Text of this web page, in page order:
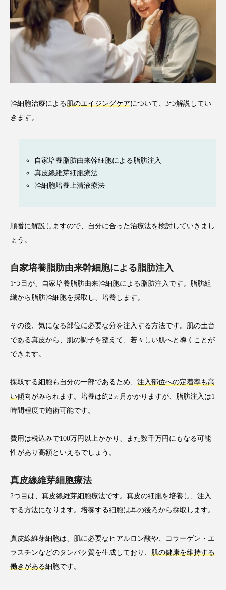
幹細胞治療による 肌のエイジングケアについて、3つ解説してい
きます。
自家培養脂肪由来幹細胞による脂肪注入
真皮線維芽細胞療法
幹細胞培養上清液療法
順番に解説しますので、自分に合った治療法を検討していきまし
ょう。
自家培養脂肪由来幹細胞による脂肪注入
1つ目が、自家培養脂肪由来幹細胞による脂肪注入です。脂肪組
織から脂肪幹細胞を採取し、培養します。
その後、気になる部位に必要な分を注入する方法です。肌の土台
である真皮から、肌の調子を整えて、若々しい肌へと導くことが
できます。
採取する細胞も自分の一部であるため、 注入部位への定着率も高
い傾向がみられます。培養は約2ヵ月かかりますが、脂肪注入は1
時間程度で施術可能です。
費用は税込みで100万円以上かかり、また数千万円にもなる可能
性があり高額といえるでしょう。
真皮線維芽細胞療法
2つ目は、真皮線維芽細胞療法です。真皮の細胞を培養し、注入
する方法になります。培養する細胞は耳の後ろから採取します。
真皮線維芽細胞は、肌に必要なヒアルロン酸や、コラーゲン・エ
ラスチンなどのタンパク質を生成しており、
肌の健康を維持する
働きがある細胞です。